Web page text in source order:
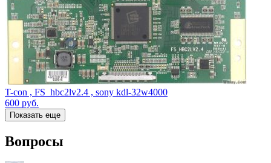
T-con , FS_hbc2lv2.4 , sony kdl-32w4000
600 руб.
Показать еще
Вопросы